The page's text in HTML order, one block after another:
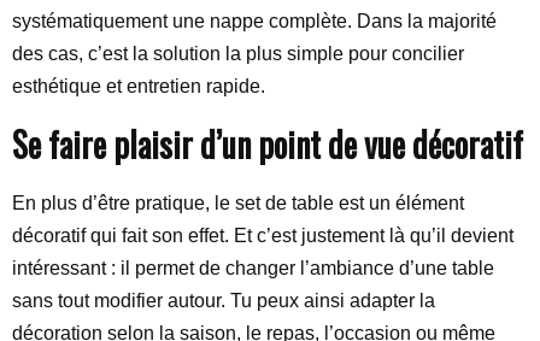
systématiquement une nappe complète. Dans la majorité
des cas, c’est la solution la plus simple pour concilier
esthétique et entretien rapide.
Se faire plaisir d’un point de vue décoratif
En plus d’être pratique, le set de table est un élément
décoratif qui fait son effet. Et c’est justement là qu’il devient
intéressant : il permet de changer l’ambiance d’une table
sans tout modifier autour. Tu peux ainsi adapter la
décoration selon la saison, le repas, l’occasion ou même